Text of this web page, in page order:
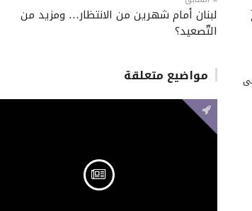
لبنان أمام شهرين من الانتظار… ومزيد من
التّصعيد؟
مواضيع متعلقة